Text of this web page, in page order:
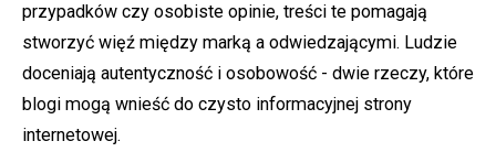
przypadków czy osobiste opinie, treści te pomagają
stworzyć więź między marką a odwiedzającymi. Ludzie
doceniają autentyczność i osobowość - dwie rzeczy, które
blogi mogą wnieść do czysto informacyjnej strony
internetowej.